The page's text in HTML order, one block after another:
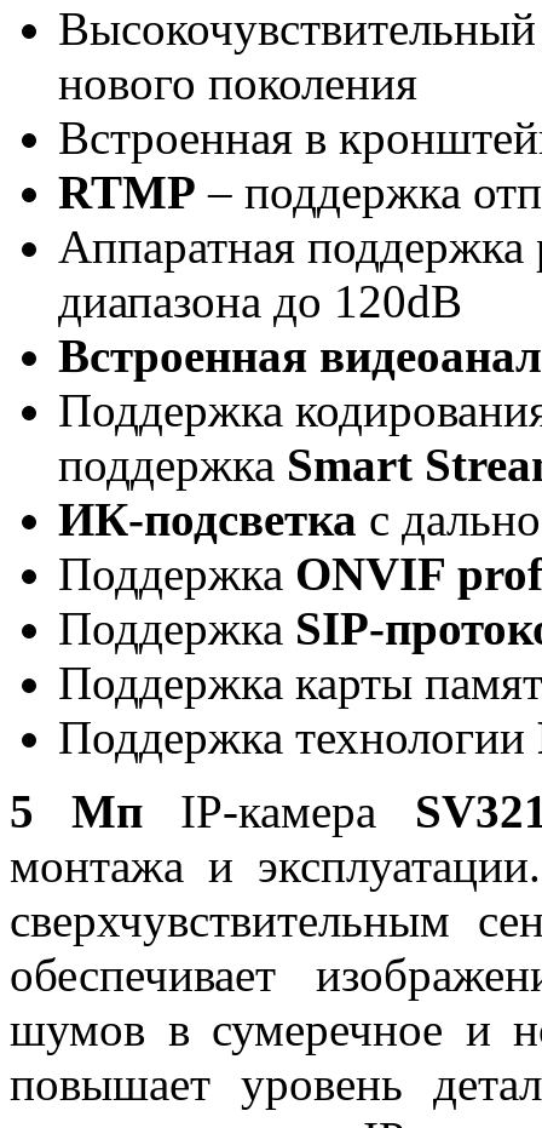
нового поколения
Встроенная в
RTMP – поддержка
Аппаратная
диапазона до 120dB
Встроенная
Поддержка
поддержка Smart
ИК-подсветка с
Поддержка ONVIF
Поддержка SIP-
Поддержка карты
Поддержка технологии
5 Мп IP-камера
монтажа и
сверхчувствительным
обеспечивает
шумов в сумеречное и
повышает уровень